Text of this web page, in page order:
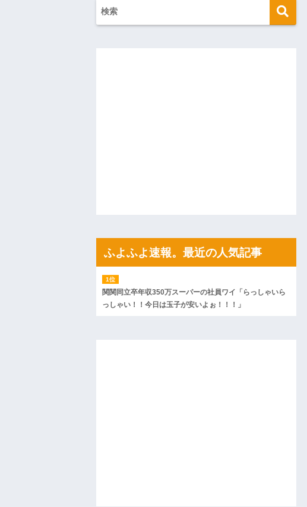
友人の結婚式へ向かう日に、トメから車を出せと要
のに大騒ぎになってしまい…
トメ「この子は義実家の顔じゃない！嫁が義妹旦那
ごつ盛り焼きそばとかいう年１くらいで無性に食い
【画像】俺たちの姫、佳子さまのお気に入りのド
【爆笑動画】ママさん「新しい洗濯機買って1発目
【画像】カリスマ美容師さん、ココリコ田中みたい
【画像】令和最新版の宇垣美里さん←こう言うので
姉「下着に違和感がある！イタズラしたでしょ！
が寝ている間にイタズラしたと勘違いされているのだ
ハードオフに売っていた4万4000円のフィギュアが
後続車にクラクションを鳴らされ彼氏が逆切れ。「
んだ！降りてこいよ！」と怒鳴りだし...
【衝撃】報酬100万円超の治験募集がこちらｗｗｗ
【ネット騒然】惨殺されたタワマン頂き女子のこの
ｗｗｗｗｗｗｗｗｗｗ
【愕然】白のクラウン俺氏、高速道路左車線を制限
wwwwwwwwwwww
【悲報】佐藤輝明・・・２軍でも盛大にやらかす←
ふよふよ速報。最近の人気記事
関関同立卒年収350万スーパーの社員ワイ「らっしゃいら
っしゃい！！今日は玉子が安いよぉ！！！」